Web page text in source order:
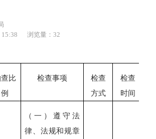
浏览量：32
比
例
检查事项
检查
方式
检查
时间
（一）遵守法
律、法规和规章